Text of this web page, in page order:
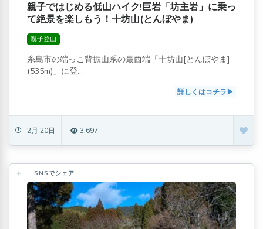
親子ではじめる低山ハイク!巨岩「坊主岩」に乗っ
て絶景を楽しもう！十坊山(とんぼやま)
親子登山
糸島市の端っこ背振山系の最西端「十坊山[とんぼやま]
(535m)」に登...
詳しくはコチラ
2月 20日 3,697
SNSでシェア